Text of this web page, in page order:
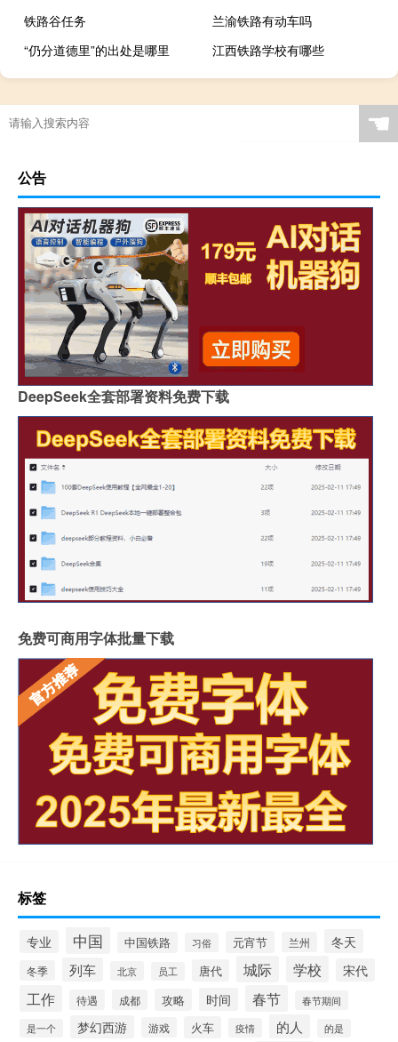
铁路谷任务
兰渝铁路有动车吗
“仍分道德里”的出处是哪里
江西铁路学校有哪些
☚
公告
DeepSeek全套部署资料免费下载
免费可商用字体批量下载
标签
专业 中国 中国铁路 习俗 元宵节 兰州 冬天
冬季 列车 北京 员工 唐代 城际 学校 宋代
工作 待遇 成都 攻略 时间 春节 春节期间
是一个 梦幻西游 游戏 火车 疫情 的人 的是